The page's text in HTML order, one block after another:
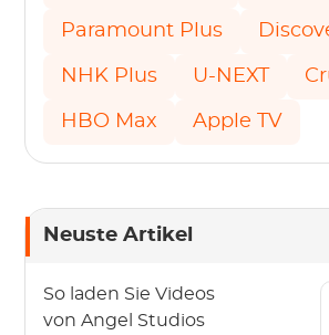
Paramount Plus
NHK Plus U-NEXT
HBO Max Apple TV
Neuste Artikel
So laden Sie Videos
von Angel Studios